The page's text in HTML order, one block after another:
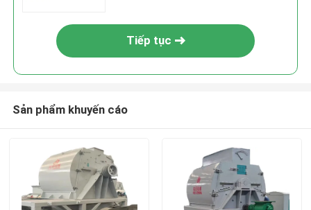
Tiếp tục
Sản phẩm khuyến cáo